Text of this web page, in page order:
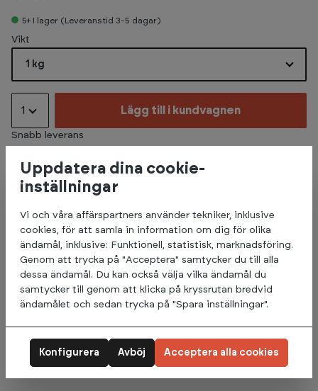
5+ I lager (Leveranstid 3-5 dagar)
Select
Vikt
1 kg
1 Lägg till i kundvagnen
Snabb leverans
Beskrivning
Denna hantel är klädd i neopren för en behaglig
träningsupplevelse.
Den säljs styckvis och finns i vikter från 1 kg till 10 kg.
Omdömen
Varumärke
Uppdatera dina cookie-
inställningar
Vi och våra affärspartners använder tekniker, inklusive
cookies, för att samla in information om dig för olika
ändamål, inklusive: Funktionell, statistisk, marknadsföring.
Genom att trycka på "Acceptera" samtycker du till alla
dessa ändamål. Du kan också välja vilka ändamål du
samtycker till genom att klicka på kryssrutan bredvid
ändamålet och sedan trycka på "Spara inställningar".
Avböj
Konfigurera Acceptera alla cookies